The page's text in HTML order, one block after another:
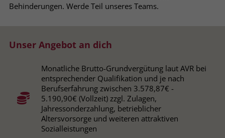
Behinderungen. Werde Teil unseres Teams.
Unser Angebot an dich
Monatliche Brutto-Grundvergütung laut AVR bei
entsprechender Qualifikation und je nach
Berufserfahrung zwischen 3.578,87€ -
5.190,90€ (Vollzeit) zzgl. Zulagen,
Jahressonderzahlung, betrieblicher
Altersvorsorge und weiteren attraktiven
Sozialleistungen
Anbieter stiftung-liebenau.de
Laufzeit Session
Zweck
Behält die Zustände des Benutzers bei
allen Seitenanfragen bei.
cookie_optin
Browsers und die Einstellungen
Aktionen, die bei späteren Besuchen
werden, mit derselben
Benutzerkennung verknüpft werden.
Name _clsk
Anbieter www.clarity.ms